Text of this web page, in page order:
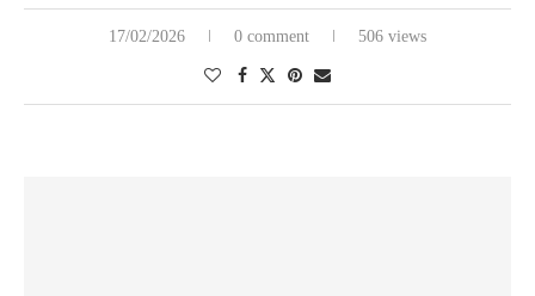
17/02/2026 0 comment 506 views